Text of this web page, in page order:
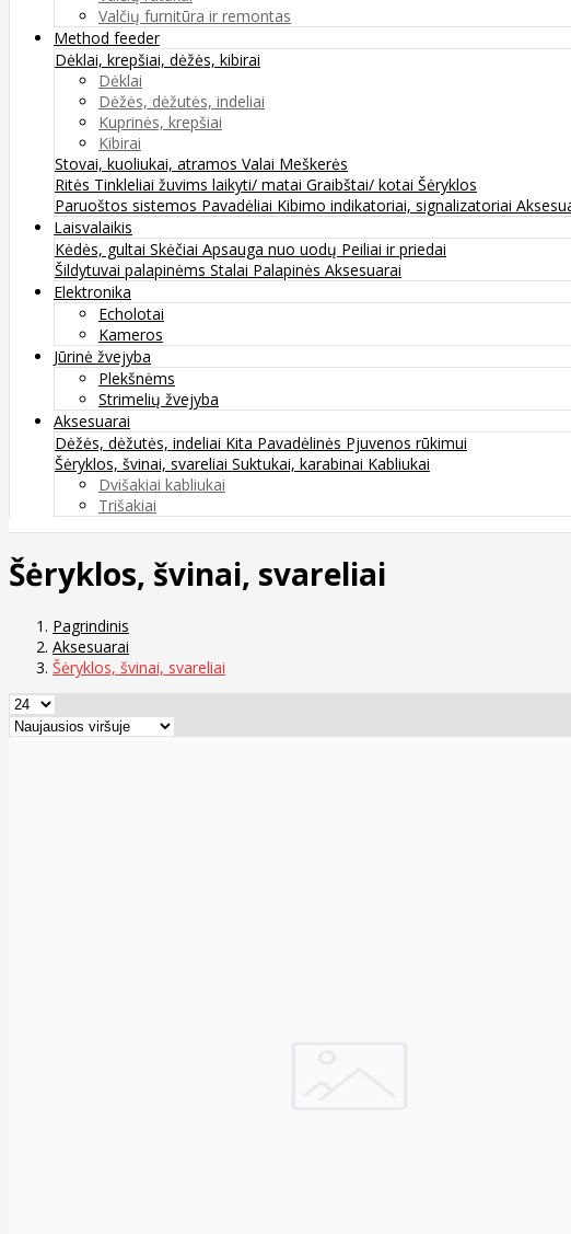
Valčių furnitūra ir remontas
Method feeder
Dėklai, krepšiai, dėžės, kibirai
Dėklai
Dėžės, dėžutės, indeliai
Kuprinės, krepšiai
Kibirai
Stovai, kuoliukai, atramos Valai Meškerės
Ritės Tinkleliai žuvims laikyti/ matai Graibštai/ kotai Šėryklos
Paruoštos sistemos Pavadėliai Kibimo indikatoriai, signalizatoriai
Laisvalaikis
Kėdės, gultai Skėčiai Apsauga nuo uodų Peiliai ir priedai
Šildytuvai palapinėms Stalai Palapinės Aksesuarai
Elektronika
Echolotai
Kameros
Jūrinė žvejyba
Plekšnėms
Strimelių žvejyba
Aksesuarai
Dėžės, dėžutės, indeliai Kita Pavadėlinės Pjuvenos rūkimui
Šėryklos, švinai, svareliai Suktukai, karabinai Kabliukai
Dvišakiai kabliukai
Trišakiai
Šėryklos, švinai, svareliai
Pagrindinis
Aksesuarai
Šėryklos, švinai, svareliai